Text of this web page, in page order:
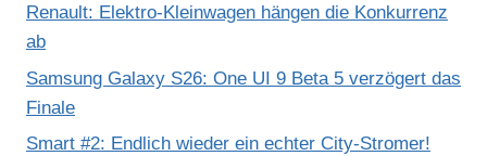
Renault: Elektro-Kleinwagen hängen die Konkurrenz
ab
Samsung Galaxy S26: One UI 9 Beta 5 verzögert das
Finale
Smart #2: Endlich wieder ein echter City-Stromer!